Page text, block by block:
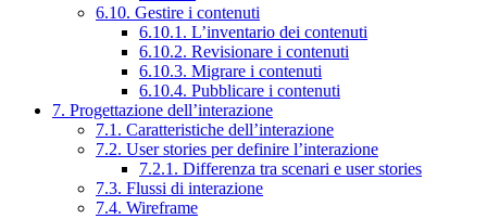
6.10. Gestire i contenuti
6.10.1. L’inventario dei contenuti
6.10.2. Revisionare i contenuti
6.10.3. Migrare i contenuti
6.10.4. Pubblicare i contenuti
7. Progettazione dell’interazione
7.1. Caratteristiche dell’interazione
7.2. User stories per definire l’interazione
7.2.1. Differenza tra scenari e user stories
7.3. Flussi di interazione
7.4. Wireframe